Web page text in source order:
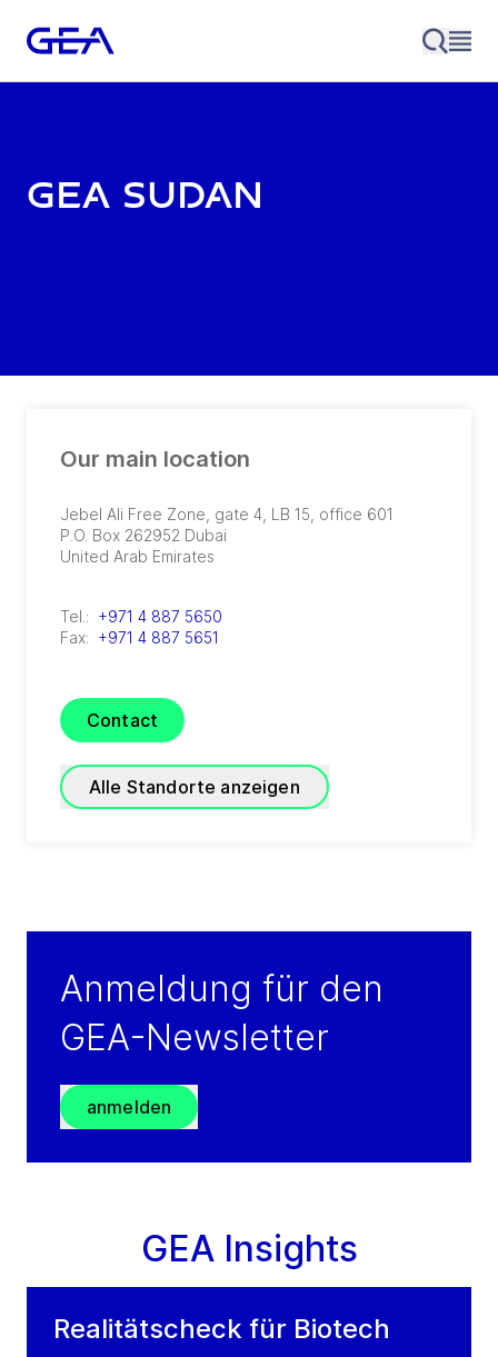
GEA Sudan
Our main location
Jebel Ali Free Zone, gate 4, LB 15, office 601
P.O. Box 262952 Dubai
United Arab Emirates
Tel.: +971 4 887 5650
Fax: +971 4 887 5651
Contact
Alle Standorte anzeigen
Zone, El Obour City
Cairo
Egypt
Fax: +202 4 4893566
Anmeldung für den
GEA-Newsletter
anmelden
GEA Insights
Realitätscheck für Biotech